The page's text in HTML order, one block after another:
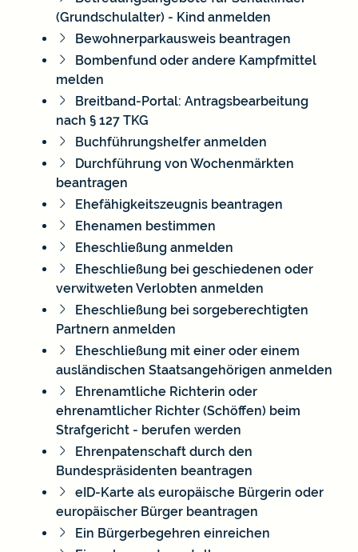
(Grundschulalter) - Kind anmelden
Bewohnerparkausweis beantragen
Bombenfund oder andere Kampfmittel
melden
Breitband-Portal: Antragsbearbeitung
nach § 127 TKG
Buchführungshelfer anmelden
Durchführung von Wochenmärkten
beantragen
Ehefähigkeitszeugnis beantragen
Ehenamen bestimmen
Eheschließung anmelden
Eheschließung bei geschiedenen oder
verwitweten Verlobten anmelden
Eheschließung bei sorgeberechtigten
Partnern anmelden
Eheschließung mit einer oder einem
ausländischen Staatsangehörigen anmelden
Ehrenamtliche Richterin oder
ehrenamtlicher Richter (Schöffen) beim
Strafgericht - berufen werden
Ehrenpatenschaft durch den
Bundespräsidenten beantragen
eID-Karte als europäische Bürgerin oder
europäischer Bürger beantragen
Ein Bürgerbegehren einreichen